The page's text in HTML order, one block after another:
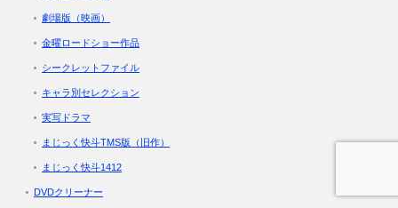
劇場版（映画）
金曜ロードショー作品
シークレットファイル
キャラ別セレクション
実写ドラマ
まじっく快斗TMS版（旧作）
まじっく快斗1412
DVDクリーナー